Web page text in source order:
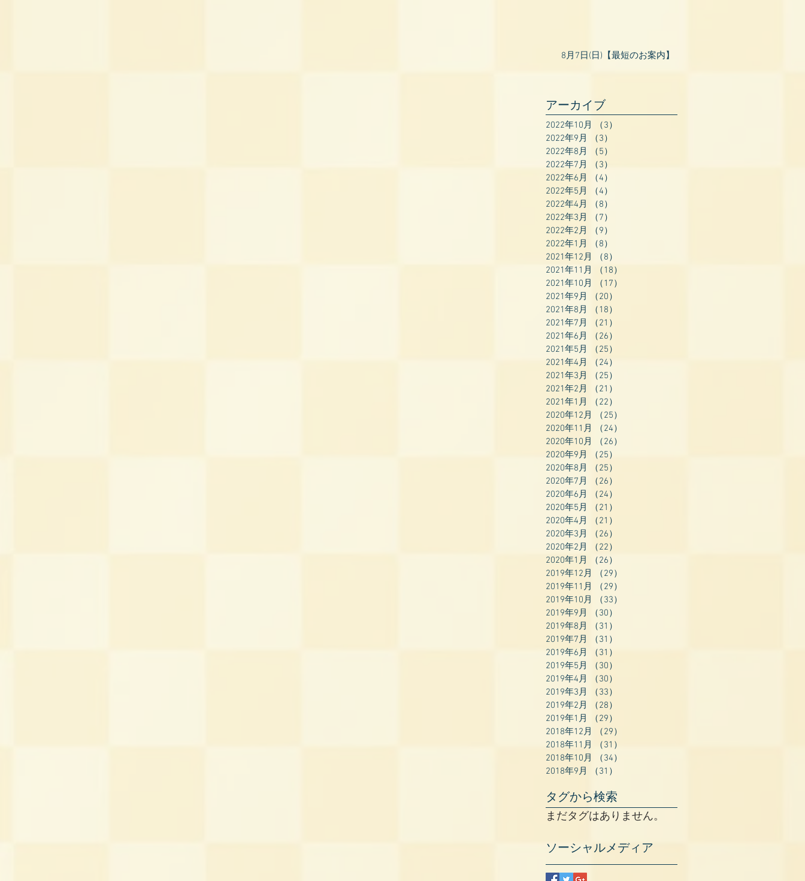
8月7日(日)【最短のお案内】
アーカイブ
2022年10月 （3）
2022年9月
（3）
2022年8月
（5）
2022年7月
（3）
2022年6月
（4）
2022年5月
（4）
2022年4月
（8）
2022年3月
（7）
2022年2月
（9）
2022年1月
（8）
2021年12月
（8）
2021年11月
（18）
2021年10月
（17）
2021年9月
（20）
2021年8月
（18）
2021年7月
（21）
2021年6月
（26）
2021年5月
（25）
2021年4月
（24）
2021年3月
（25）
2021年2月
（21）
2021年1月
（22）
2020年12月
（25）
2020年11月
（24）
2020年10月
（26）
2020年9月
（25）
2020年8月
（25）
2020年7月
（26）
2020年6月
（24）
2020年5月
（21）
2020年4月
（21）
2020年3月
（26）
2020年2月
（22）
2020年1月
（26）
2019年12月
（29）
2019年11月
（29）
2019年10月
（33）
2019年9月
（30）
2019年8月
（31）
2019年7月
（31）
2019年6月
（31）
2019年5月
（30）
2019年4月
（30）
2019年3月
（33）
2019年2月
（28）
2019年1月
（29）
2018年12月
（29）
2018年11月
（31）
2018年10月
（34）
2018年9月
（31）
タグから検索
まだタグはありません。
ソーシャルメディア